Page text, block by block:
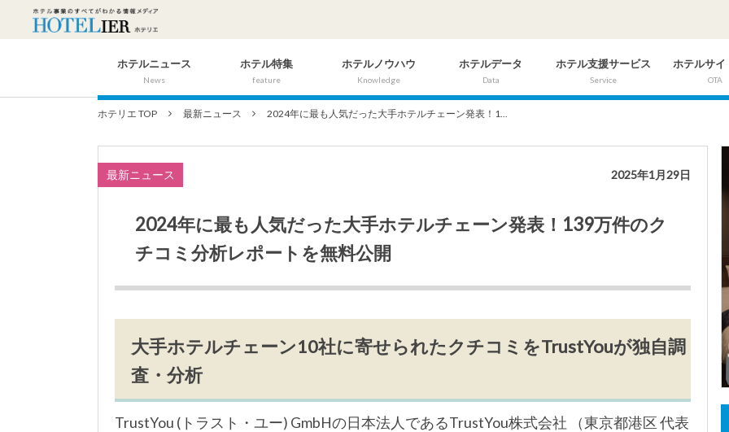
ホテルニュース
News
ホテル特集
feature
ホテルノウハウ
Knowledge
ホテルデータ
Data
ホテル支援サービス
Service
ホテルサイ
OTA
ホテリエ TOP 最新ニュース 2024年に最も人気だった大手ホテルチェーン発表！1...
最新ニュース 2025年1月29日
2024年に最も人気だった大手ホテルチェーン発表！139万件のク
チコミ分析レポートを無料公開
大手ホテルチェーン10社に寄せられたクチコミをTrustYouが独自調
査・分析
TrustYou (トラスト・ユー) GmbHの日本法人であるTrustYou株式会社 （東京都港区 代表